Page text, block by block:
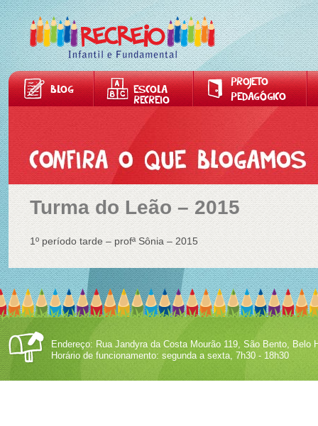
BLOG ESCOLA
RECREIO
PROJETO
PEDAGÓGICO
Turma do Leão – 2015
1º período tarde – profª Sônia – 2015
Endereço: Rua Jandyra da Costa Mourão 119, São Bento, Belo
Horário de funcionamento: segunda a sexta, 7h30 - 18h30